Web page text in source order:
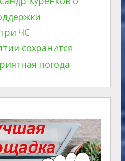
ЧС
сохранится
погода